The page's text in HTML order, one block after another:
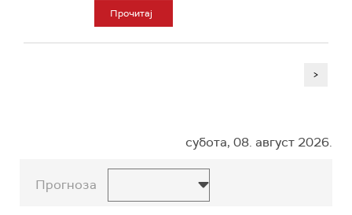
Прочитај
>
субота, 08. август 2026.
Прогноза